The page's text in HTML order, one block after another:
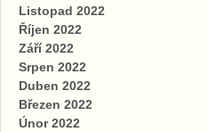
Listopad 2022
Říjen 2022
Září 2022
Srpen 2022
Duben 2022
Březen 2022
Únor 2022